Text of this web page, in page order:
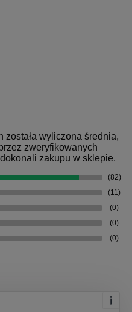
została wyliczona średnia,
zweryfikowanych
zakupu w sklepie.
(82)
(11)
(0)
(0)
(0)